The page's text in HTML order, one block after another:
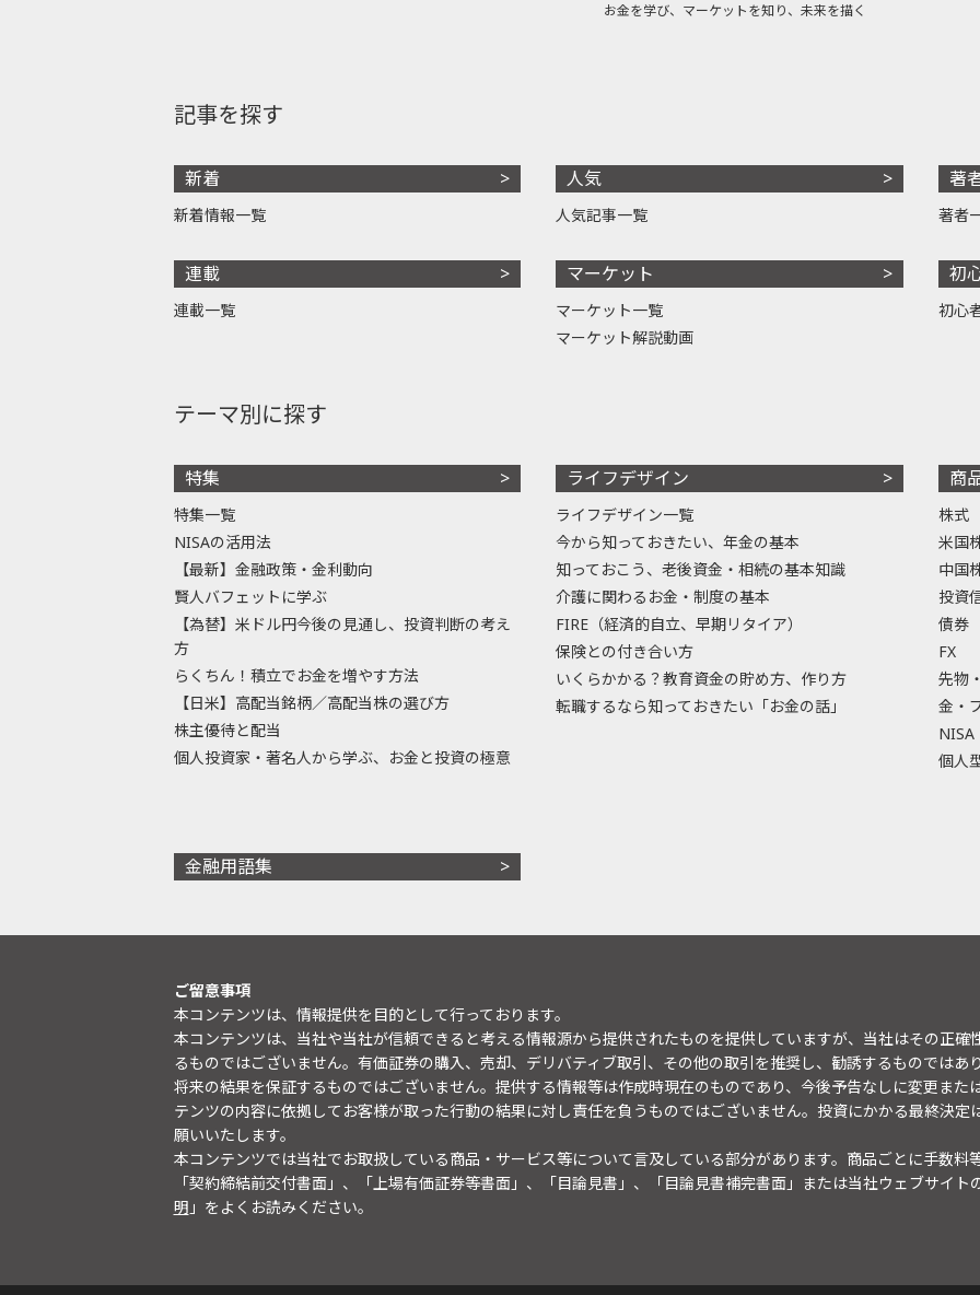
お金を学び、マーケットを知り、未来を描く
記事を探す
新着
新着情報一覧
連載
連載一覧
人気
人気記事一覧
マーケット
マーケット一覧
マーケット解説動画
著
著者
初
初心
テーマ別に探す
特集
特集一覧
NISAの活用法
【最新】金融政策・金利動向
賢人バフェットに学ぶ
【為替】米ドル円今後の見通し、投資判断の考え
方
らくちん！積立でお金を増やす方法
【日米】高配当銘柄／高配当株の選び方
株主優待と配当
個人投資家・著名人から学ぶ、お金と投資の極意
ライフデザイン
ライフデザイン一覧
今から知っておきたい、年金の基本
知っておこう、老後資金・相続の基本知識
介護に関わるお金・制度の基本
FIRE（経済的自立、早期リタイア）
保険との付き合い方
いくらかかる？教育資金の貯め方、作り方
転職するなら知っておきたい「お金の話」
商
株式
米国
中国
投資
債券
FX
先物
金・
NISA
個人
金融用語集
ご留意事項
本コンテンツは、情報提供を目的として行っております。
本コンテンツは、当社や当社が信頼できると考える情報源から提供されたものを提供していますが、当社はその正
るものではございません。有価証券の購入、売却、デリバティブ取引、その他の取引を推奨し、勧誘するものではあ
将来の結果を保証するものではございません。提供する情報等は作成時現在のものであり、今後予告なしに変更また
テンツの内容に依拠してお客様が取った行動の結果に対し責任を負うものではございません。投資にかかる最終決
願いいたします。
本コンテンツでは当社でお取扱している商品・サービス等について言及している部分があります。商品ごとに手数料
「契約締結前交付書面」、「上場有価証券等書面」、「目論見書」、「目論見書補完書面」または当社ウェブサイト
明 」をよくお読みください。